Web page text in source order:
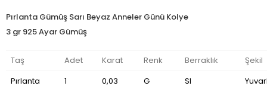
Pırlanta Gümüş Sarı Beyaz Anneler Günü Kolye
3 gr 925 Ayar Gümüş
Taş Adet Karat Renk Berraklık
Şekil
Pırlanta
1 0,03 G SI